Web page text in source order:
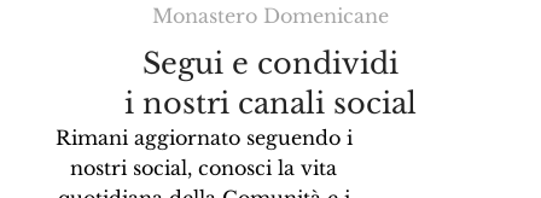
Monastero Domenicane
Segui e condividi
i nostri canali social
Rimani aggiornato seguendo i
nostri social, conosci la vita